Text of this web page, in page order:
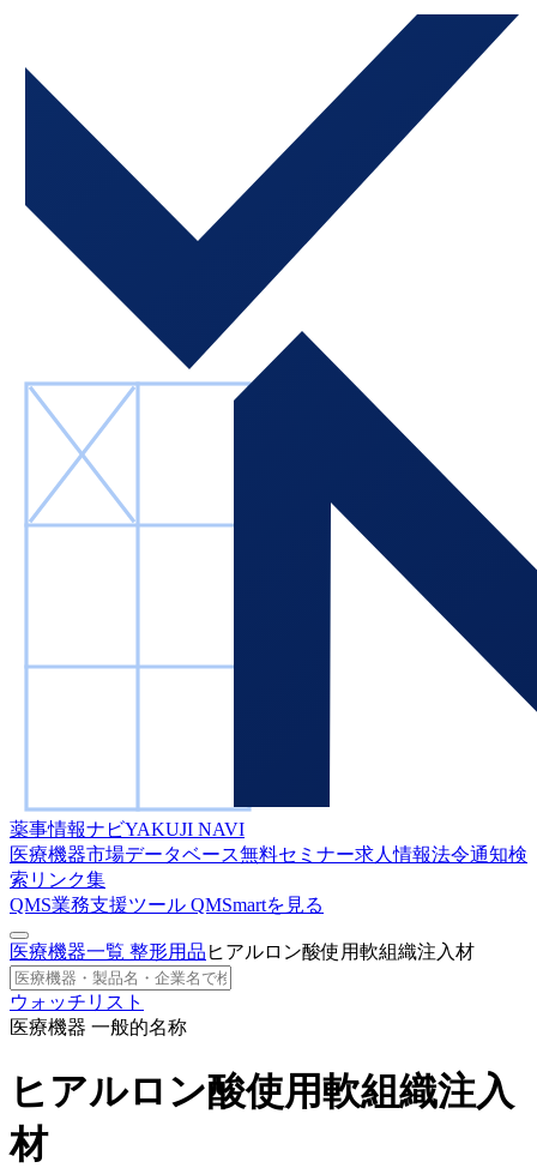
薬事情報ナビYAKUJI NAVI
医療機器市場データベース無料セミナー求人情報法令通知検
索 リンク集
QMS業務支援ツール QMSmartを見る
医療機器一覧 整形用品 ヒアルロン酸使用軟組織注入材
ウォッチリスト
医療機器 一般的名称
ヒアルロン酸使用軟組織注入
材